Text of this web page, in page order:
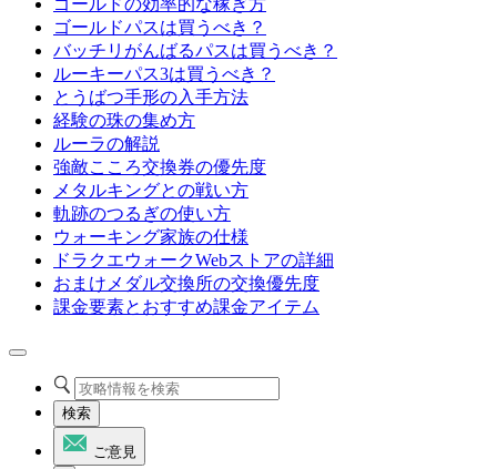
ゴールドの効率的な稼ぎ方
ゴールドパスは買うべき？
バッチリがんばるパスは買うべき？
ルーキーパス3は買うべき？
とうばつ手形の入手方法
経験の珠の集め方
ルーラの解説
強敵こころ交換券の優先度
メタルキングとの戦い方
軌跡のつるぎの使い方
ウォーキング家族の仕様
ドラクエウォークWebストアの詳細
おまけメダル交換所の交換優先度
課金要素とおすすめ課金アイテム
検索
ご意見